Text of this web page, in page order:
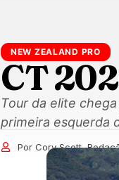
NEW ZEALAND PRO
CT
Tour da elite
primeira esquerda
Por Cory Scott,